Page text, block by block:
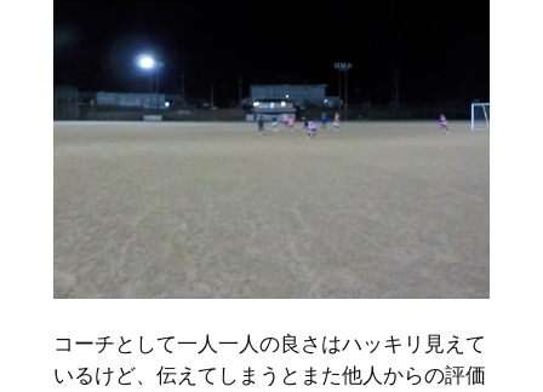
コーチとして一人一人の良さはハッキリ見えて
いるけど、伝えてしまうとまた他人からの評価